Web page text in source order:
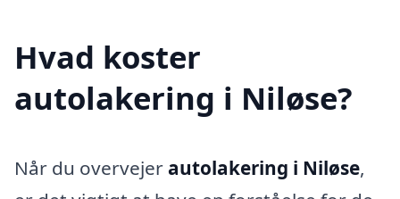
Hvad koster
autolakering i Niløse?
Når du overvejer autolakering i Niløse,